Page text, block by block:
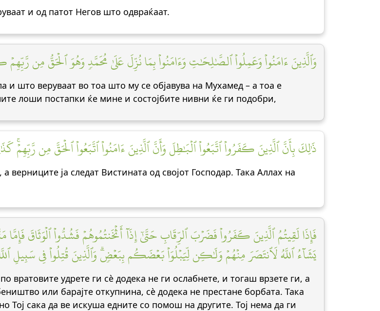
и од патот Негов што одвраќаат.
وَٱلَّذِينَ ءَامَنُواْ وَعَمِلُواْ ٱلصَّٰلِحَٰتِ وَءَامَنُواْ بِمَا نُزِّلَ عَلَىٰ مُحَمَّدٖ وَهُوَ ٱلۡحَقُّ مِن
што веруваат во тоа што му се објавува на Мухамед – а тоа е
лоши постапки ќе мине и состојбите нивни ќе ги подобри,
ذَٰلِكَ بِأَنَّ ٱلَّذِينَ كَفَرُواْ ٱتَّبَعُواْ ٱلۡبَٰطِلَ وَأَنَّ ٱلَّذِينَ ءَامَنُواْ ٱتَّبَعُواْ ٱلۡحَقَّ مِن رَّبِّهِمۡۚ
верниците ја следат Вистината од својот Господар. Така Аллах на
فَإِذَا لَقِيتُمُ ٱلَّذِينَ كَفَرُواْ فَضَرۡبَ ٱلرِّقَابِ حَتَّىٰٓ إِذَآ أَثۡخَنتُمُوهُمۡ فَشُدُّواْ ٱلۡوَثَاقَ
يَشَآءُ ٱللَّهُ لَٱنتَصَرَ مِنۡهُمۡ وَلَٰكِن لِّيَبۡلُوَاْ بَعۡضَكُم بِبَعۡضٖۗ وَٱلَّذِينَ قُتِلُواْ فِي سَبِيلِ
вратовите удрете ги сè додека не ги ослабнете, и тогаш врзете ги, а
или барајте откупнина, сè додека не престане борбата. Така
Тој сака да ве искуша едните со помош на другите. Тој нема да ги